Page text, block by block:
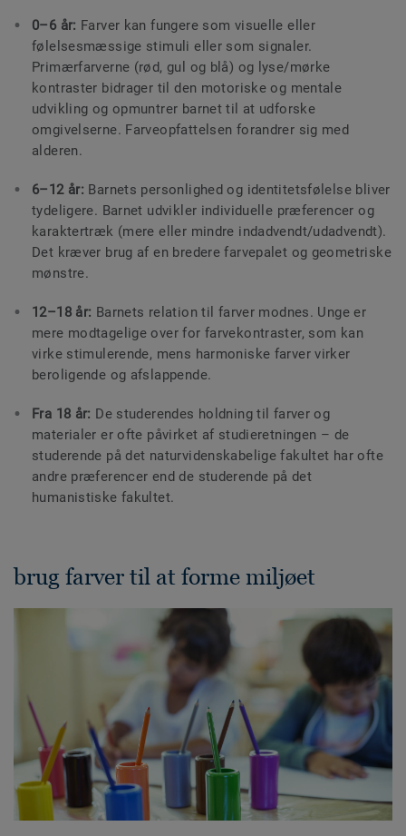
0–6 år: Farver kan fungere som visuelle eller
følelsesmæssige stimuli eller som signaler.
Primærfarverne (rød, gul og blå) og lyse/mørke
kontraster bidrager til den motoriske og mentale
udvikling og opmuntrer barnet til at udforske
omgivelserne. Farveopfattelsen forandrer sig med
alderen.
6–12 år: Barnets personlighed og identitetsfølelse bliver
tydeligere. Barnet udvikler individuelle præferencer og
karaktertræk (mere eller mindre indadvendt/udadvendt).
Det kræver brug af en bredere farvepalet og geometriske
mønstre.
12–18 år: Barnets relation til farver modnes. Unge er
mere modtagelige over for farvekontraster, som kan
virke stimulerende, mens harmoniske farver virker
beroligende og afslappende.
Fra 18 år: De studerendes holdning til farver og
materialer er ofte påvirket af studieretningen – de
studerende på det naturvidenskabelige fakultet har ofte
andre præferencer end de studerende på det
humanistiske fakultet.
brug farver til at forme miljøet